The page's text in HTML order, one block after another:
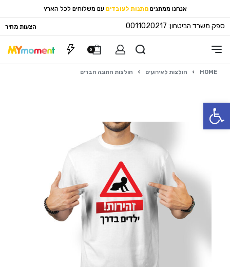
פתח סרגל נגישות
אנחנו ממתגים מתנות לעובדים עם משלוחים לכל הארץ
ספק משרד הביטחון: 0011020217 הצעות מחיר
0
HOME
› חולצות לאירועים › חולצות חתונה חברים